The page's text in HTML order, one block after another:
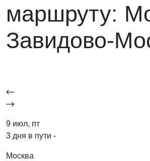
маршруту:
Завидово-
9 июл, пт
3 дня в пути -
Москва